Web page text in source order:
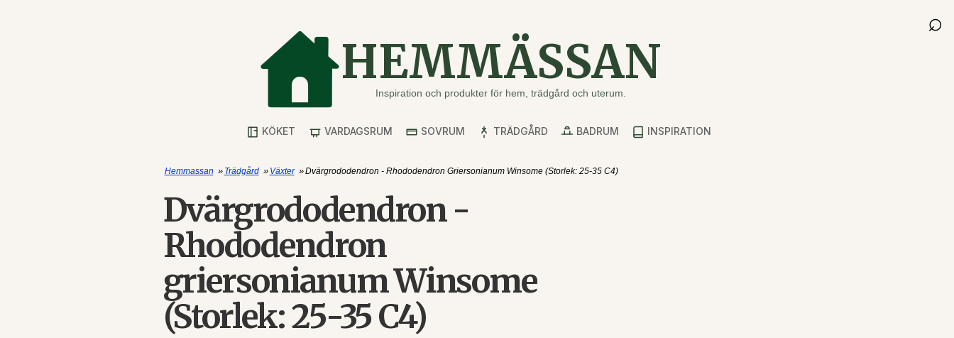
HEMMÄSSAN
Inspiration och produkter för hem, trädgård och uterum.
⌕
KÖKET VARDAGSRUM SOVRUM TRÄDGÅRD BADRUM INSPIRATION
Hemmassan » Trädgård » Växter »Dvärgrododendron - Rhododendron Griersonianum Winsome (Storlek: 25-35 C4)
Dvärgrododendron -
Rhododendron
griersonianum Winsome
(Storlek: 25-35 C4)